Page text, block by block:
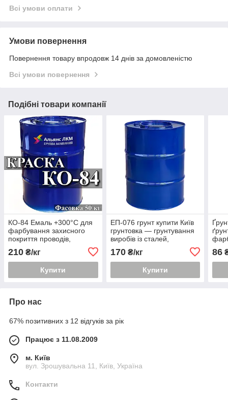
Всі умови оплати
Умови повернення
Повернення товару впродовж 14 днів за домовленістю
Всі умови повернення
Подібні товари компанії
КО-84 Емаль +300°С для
фарбування захисного
покриття проводів,
кабелів, виробів із сталі і
алюмінієвих сплавів
210 ₴/кг
Купити
ЕП-076 грунт купити Київ
грунтовка — грунтування
виробів із сталей,
сплавів
170₴/кг
Купити
86
Про нас
67% позитивних з 12 відгуків за рік
Працює з 11.08.2009
м. Київ
вул. Зрошувальна 11, Київ, Україна
Контакти